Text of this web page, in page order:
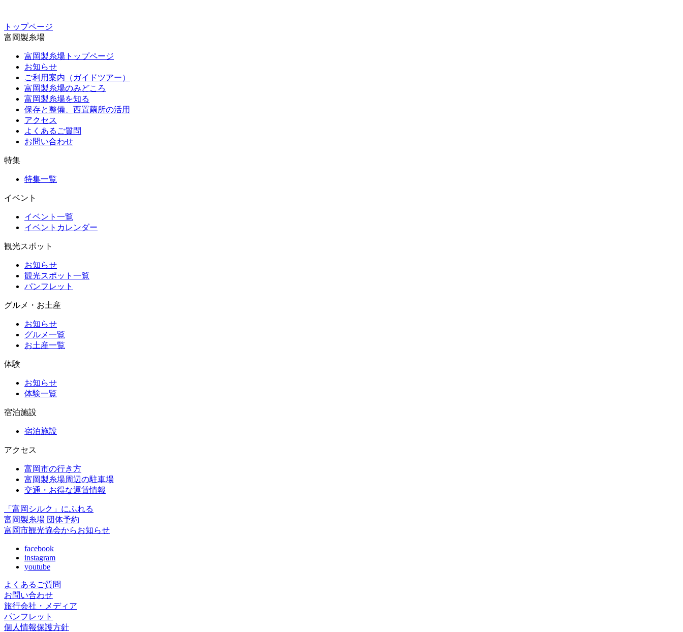
トップページ
富岡製糸場
富岡製糸場トップページ
お知らせ
ご利用案内（ガイドツアー）
富岡製糸場のみどころ
富岡製糸場を知る
保存と整備、西置繭所の活用
アクセス
よくあるご質問
お問い合わせ
特集
特集一覧
イベント
イベント一覧
イベントカレンダー
観光スポット
お知らせ
観光スポット一覧
パンフレット
グルメ・お土産
お知らせ
グルメ一覧
お土産一覧
体験
お知らせ
体験一覧
宿泊施設
宿泊施設
アクセス
富岡市の行き方
富岡製糸場周辺の駐車場
交通・お得な運賃情報
「富岡シルク」にふれる
富岡製糸場 団体予約
富岡市観光協会からお知らせ
facebook
instagram
youtube
よくあるご質問
お問い合わせ
旅行会社・メディア
パンフレット
個人情報保護方針